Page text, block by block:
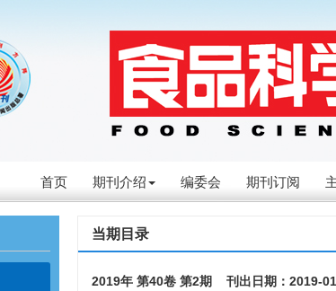
首页 期刊介绍 编委会 期刊订阅
当期目录
2019年 第40卷 第2期 刊出日期：2019-